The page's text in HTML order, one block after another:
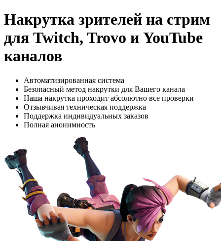
Накрутка зрителей на стрим
для Twitch, Trovo и YouTube
каналов
Автоматизированная система
Безопасный метод накрутки для Вашего канала
Наша накрутка проходит абсолютно все проверки
Отзывчивая техническая поддержка
Поддержка индивидуальных заказов
Полная анонимность